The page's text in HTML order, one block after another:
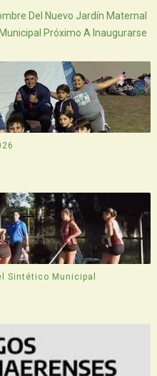
Del Nuevo Jardín Maternal
Municipal Próximo A Inaugurarse
Sintético Municipal